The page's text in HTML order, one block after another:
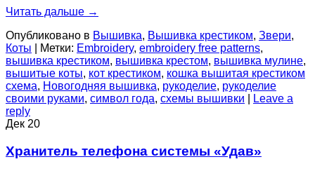
Читать дальше →
Опубликовано в Вышивка, Вышивка крестиком, Звери,
Коты
Метки: Embroidery, embroidery free patterns,
вышивка крестиком, вышивка крестом, вышивка мулине,
вышитые коты, кот крестиком, кошка вышитая крестиком
схема, Новогодняя вышивка, рукоделие, рукоделие
своими руками, символ года, схемы вышивки
Leave a
reply
Дек 20
Хранитель телефона системы «Удав»